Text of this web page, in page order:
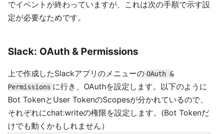
でイベントが終わっていますが、これは次の手順で示す設
定が必要なためです。
Slack: OAuth & Permissions
上で作成したSlackアプリのメニューの OAuth &
Permissions に行き、OAuthを設定します。以下のように
Bot TokenとUser TokenのScopesが分かれているので、
それぞれにchat:writeの権限を設定します。(Bot Tokenだ
けでも動くかもしれません）